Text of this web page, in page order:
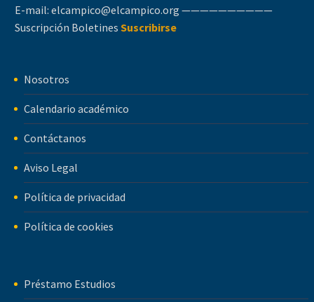
E-mail: elcampico@elcampico.org ——————————
Suscripción Boletines Suscribirse
Nosotros
Calendario académico
Contáctanos
Aviso Legal
Política de privacidad
Política de cookies
Préstamo Estudios